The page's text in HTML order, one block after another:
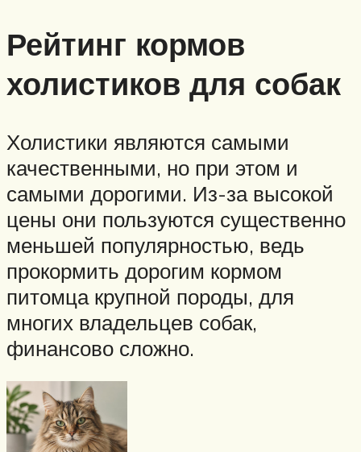
Рейтинг кормов
холистиков для собак
Холистики являются самыми
качественными, но при этом и
самыми дорогими. Из-за высокой
цены они пользуются существенно
меньшей популярностью, ведь
прокормить дорогим кормом
питомца крупной породы, для
многих владельцев собак,
финансово сложно.